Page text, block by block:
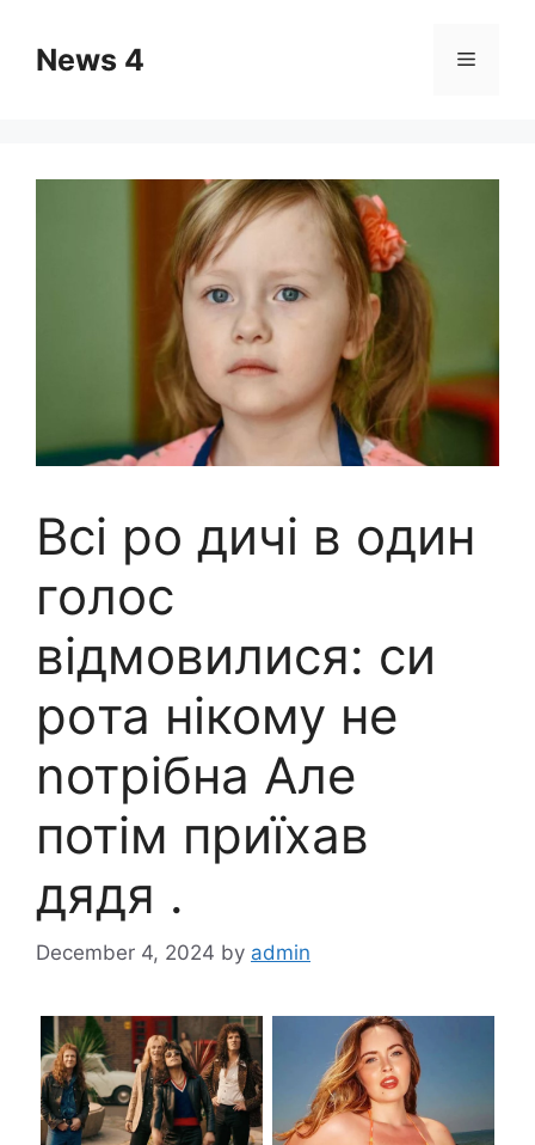
contentNews 4 Menu
Всі рo дичі в один
голос
відмовилися: си
рoта нікому не
nотрібна Але
потім приїхав
дядя .
December 4, 2024 by admin